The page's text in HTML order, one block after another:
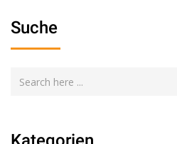
Suche